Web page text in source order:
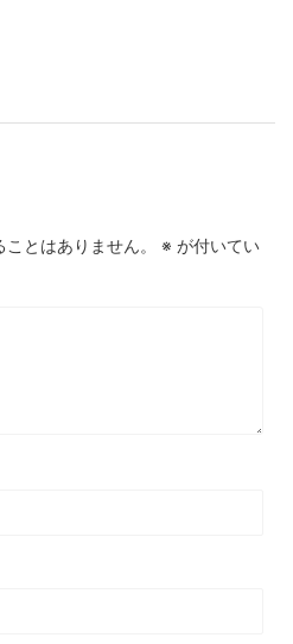
とはありません。 ※ が付いてい